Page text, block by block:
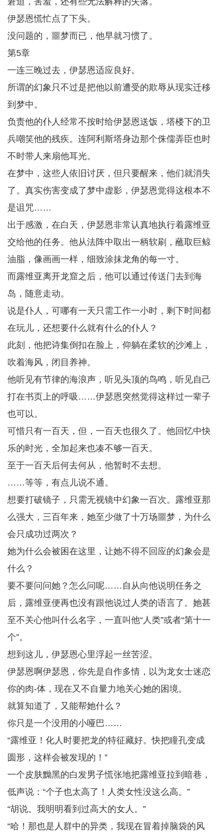
伊瑟恩慌忙点了下头。
没问题的，噩梦而已，他早就习惯了。
第5章
一连三晚过去，伊瑟恩适应良好。
所谓的幻象只不过是把他以前遭受的欺辱从现实迁移
到梦中。
负责他的仆人经常不按时给伊瑟恩送饭，塔楼下的卫
兵嘲笑他的残疾。连阿利斯塔身边那个侏儒弄臣也时
不时带人来扇他耳光。
在梦中，这些人依旧讨厌，但只要醒来，他们就消失
了。真实伤害变成了梦中虚影，伊瑟恩觉得这根本不
是诅咒……
出于感激，在白天，伊瑟恩非常认真地执行着露维亚
交给他的任务。他从法阵中取出一柄软刷，蘸取巨鲸
油脂，像画画一样，细致涂抹龙角的每一寸。
而露维亚离开龙窟之后，他可以通过传送门去到海
岛，随意走动。
说是仆人，可哪有一天只需工作一小时，剩下时间都
在玩儿，还想要什么就有什么的仆人？
此刻，他把诗集倒扣在脸上，仰躺在柔软的沙滩上，
吹着海风，闭目养神。
他听见有节律的海浪声，听见头顶的鸟鸣，听见自己
打在书页上的呼吸……伊瑟恩突然觉得这样过一辈子
也可以。
可惜只有一百天，但，一百天也很久了。他回忆中快
乐的时光，全加起来也凑不够一百天。
至于一百天后何去何从，他暂时不去想。
……等等，有点儿说不通。
想要打破镜子，只需无视镜中幻象一百次。露维亚那
么强大，三百年来，她至少做了十万场噩梦，为什么
会只成功过两次？
她为什么会被困在这里，让她不得不回应的幻象会是
什么？
要不要问问她？怎么问呢……自从向他说明任务之
后，露维亚便再也没有跟他说过人类的语言了。她甚
至不关心他叫什么名字，一直叫他“人类”或者“第十一
个”。
想到这儿，伊瑟恩心里浮起一丝苦涩。
伊瑟恩啊伊瑟恩，你先是自作多情，以为龙女士迷恋
你的肉-体，现在又不自量力地关心她的困境。
就算知道了，又能帮她什么？
你只是一个没用的小哑巴……
“露维亚！化人时要把龙的特征藏好。快把瞳孔变成
圆形，这样会被发现的！”
一个皮肤黝黑的白发男子慌张地把露维亚拉到暗巷，
低声说：“个子也太高了！人类女性没这么高。”
“胡说。我明明看到过高大的女人。”
“哈！那也是人群中的异类，我现在冒着掉脑袋的风